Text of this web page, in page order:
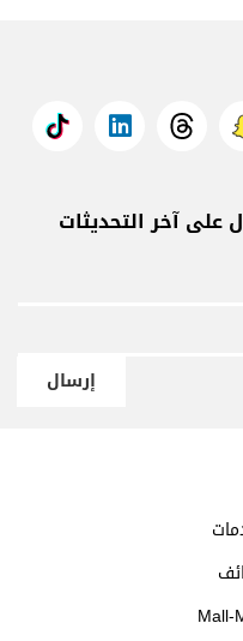
على آخر التحديثات
إرسال
Mall-